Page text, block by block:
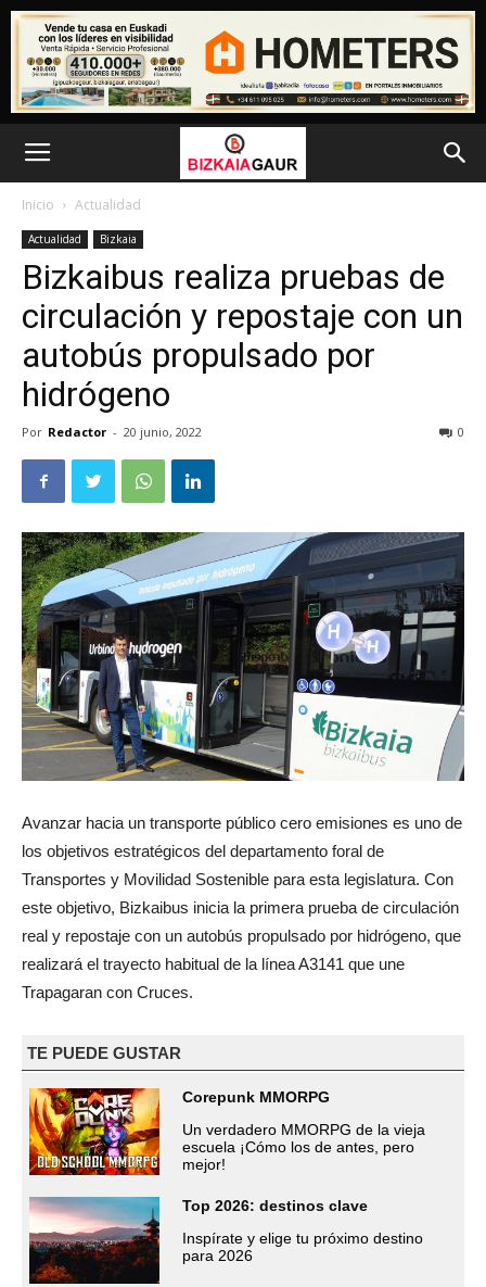
Inicio Actualidad
Actualidad Bizkaia
Bizkaibus realiza pruebas de
circulación y repostaje con un
autobús propulsado por
hidrógeno
Por Redactor - 20 junio, 2022 0
Avanzar hacia un transporte público cero emisiones es uno de
los objetivos estratégicos del departamento foral de
Transportes y Movilidad Sostenible para esta legislatura. Con
este objetivo, Bizkaibus inicia la primera prueba de circulación
real y repostaje con un autobús propulsado por hidrógeno, que
realizará el trayecto habitual de la línea A3141 que une
Trapagaran con Cruces.
TE PUEDE GUSTAR
Corepunk MMORPG
Un verdadero MMORPG de la vieja
escuela ¡Cómo los de antes, pero
mejor!
Top 2026: destinos clave
Inspírate y elige tu próximo destino
para 2026